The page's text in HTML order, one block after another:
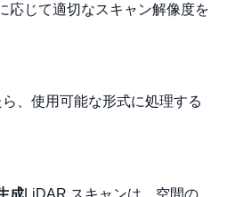
応じて適切なスキャン解像度を
、使用可能な形式に処理する